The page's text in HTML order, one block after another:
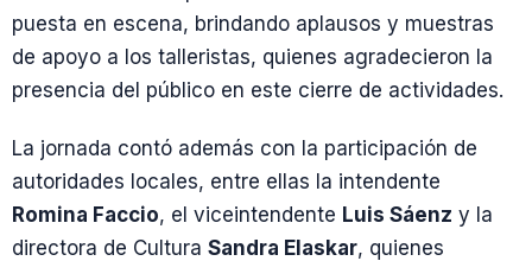
puesta en escena, brindando aplausos y muestras
de apoyo a los talleristas, quienes agradecieron la
presencia del público en este cierre de actividades.
La jornada contó además con la participación de
autoridades locales, entre ellas la intendente
Romina Faccio, el viceintendente Luis Sáenz y la
directora de Cultura Sandra Elaskar, quienes